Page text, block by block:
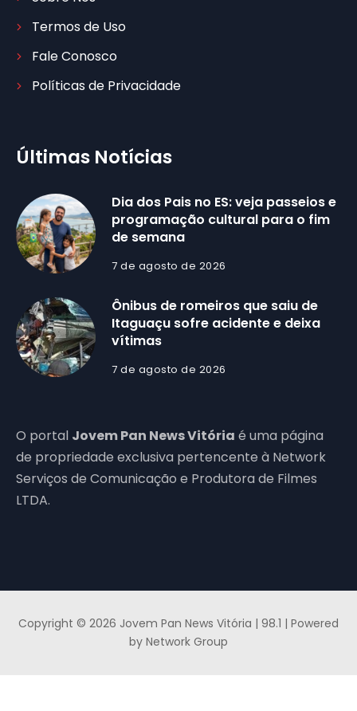
Termos de Uso
Fale Conosco
Políticas de Privacidade
Últimas Notícias
Dia dos Pais no ES: veja passeios e
programação cultural para o fim
de semana
7 de agosto de 2026
Ônibus de romeiros que saiu de
Itaguaçu sofre acidente e deixa
vítimas
7 de agosto de 2026
O portal Jovem Pan News Vitória é uma página
de propriedade exclusiva pertencente à Network
Serviços de Comunicação e Produtora de Filmes
LTDA.
Copyright © 2026 Jovem Pan News Vitória | 98.1 | Powered
by Network Group